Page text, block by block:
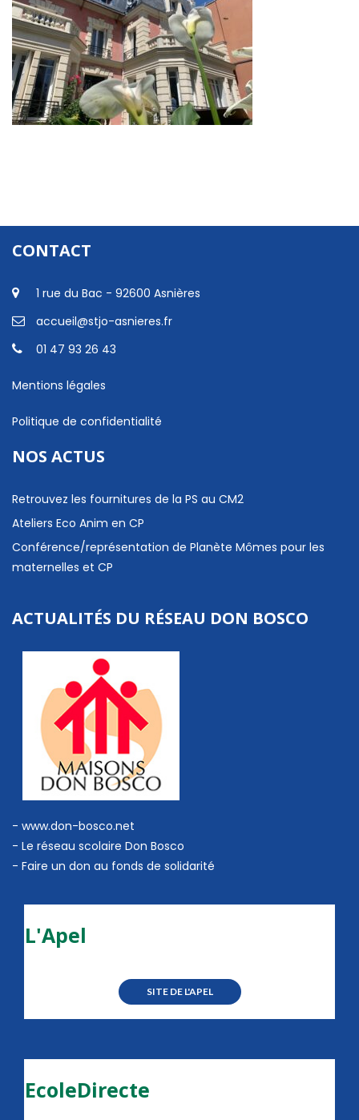
CONTACT
1 rue du Bac - 92600 Asnières
accueil@stjo-asnieres.fr
01 47 93 26 43
Mentions légales
Politique de confidentialité
NOS ACTUS
Retrouvez les fournitures de la PS au CM2
Ateliers Eco Anim en CP
Conférence/représentation de Planète Mômes pour les
maternelles et CP
ACTUALITÉS DU RÉSEAU DON BOSCO
- www.don-bosco.net
- Le réseau scolaire Don Bosco
- Faire un don au fonds de solidarité
L'Apel
SITE DE L'APEL
EcoleDirecte